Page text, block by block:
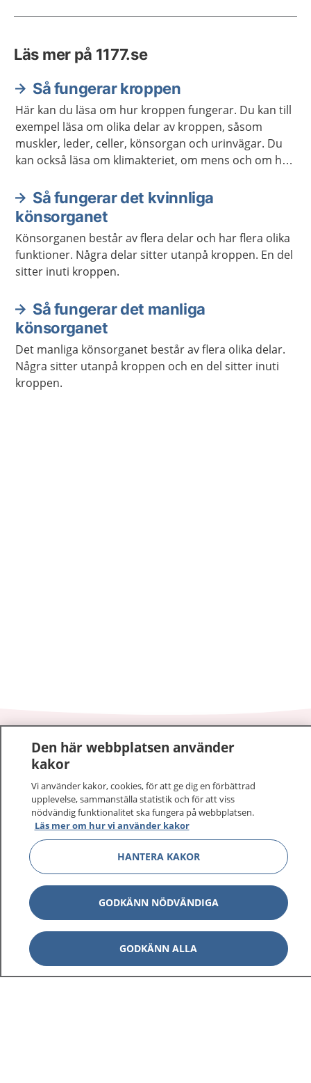
Läs mer på 1177.se
Så fungerar kroppen
Här kan du läsa om hur kroppen fungerar. Du kan till
exempel läsa om olika delar av kroppen, såsom
muskler, leder, celler, könsorgan och urinvägar. Du
kan också läsa om klimakteriet, om mens och om hur
Så fungerar det kvinnliga
könsorganet
Könsorganen består av flera delar och har flera olika
funktioner. Några delar sitter utanpå kroppen. En del
sitter inuti kroppen.
Så fungerar det manliga
könsorganet
Det manliga könsorganet består av flera olika delar.
Några sitter utanpå kroppen och en del sitter inuti
kroppen.
1177–tryggt om din hälsa och vård
På 1177.se får du råd om hälsa och information om
sjukdomar och vilka mottagningar du kan kontakta.
Logga in för att läsa din journal och göra dina
vårdärenden. Ring telefonnummer 1177 för
sjukvårdsrådgivning dygnet runt.
1177 ger dig råd när du vill må bättre.
1177 på flera språk Visa
Den här webbplatsen använder
kakor
Vi använder kakor, cookies, för att ge dig en förbättrad
upplevelse, sammanställa statistik och för att viss
nödvändig funktionalitet ska fungera på webbplatsen.
Läs mer om hur vi använder kakor
HANTERA KAKOR
GODKÄNN NÖDVÄNDIGA
GODKÄNN ALLA